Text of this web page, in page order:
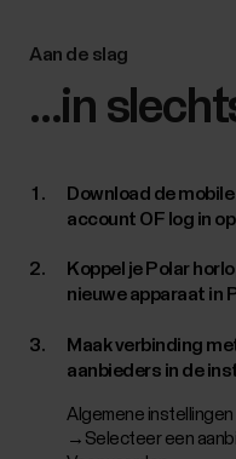
Aan de slag
...in
Download de
account OF log in
Koppel je Polar
nieuwe apparaat in
Maak verbinding
aanbieders in de
Algemene
→Selecteer een